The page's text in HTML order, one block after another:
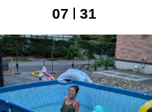
07 31